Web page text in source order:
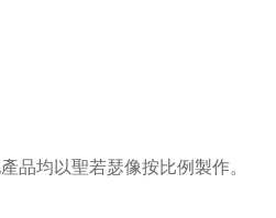
品均以聖若瑟像按比例製作。